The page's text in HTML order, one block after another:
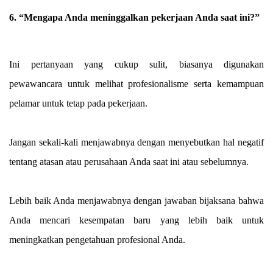
6. “Mengapa Anda meninggalkan pekerjaan Anda saat ini?”
Ini pertanyaan yang cukup sulit, biasanya digunakan
pewawancara untuk melihat profesionalisme serta kemampuan
pelamar untuk tetap pada pekerjaan.
Jangan sekali-kali menjawabnya dengan menyebutkan hal negatif
tentang atasan atau perusahaan Anda saat ini atau sebelumnya.
Lebih baik Anda menjawabnya dengan jawaban bijaksana bahwa
Anda mencari kesempatan baru yang lebih baik untuk
meningkatkan pengetahuan profesional Anda.